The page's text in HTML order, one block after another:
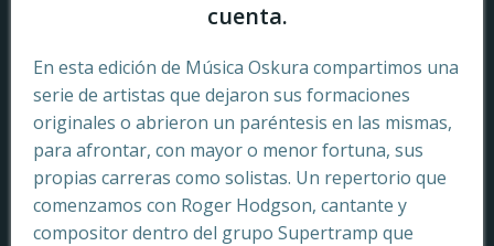
cuenta.
En esta edición de Música Oskura compartimos una
serie de artistas que dejaron sus formaciones
originales o abrieron un paréntesis en las mismas,
para afrontar, con mayor o menor fortuna, sus
propias carreras como solistas. Un repertorio que
comenzamos con Roger Hodgson, cantante y
compositor dentro del grupo Supertramp que